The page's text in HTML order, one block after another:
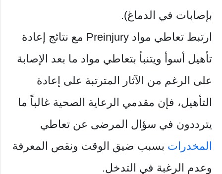
بإصابات في الدماغ).
ارتبط تعاطي مواد Preinjury مع نتائج إعادة
تأهيل أسوأ ويتنبأ بتعاطي مواد ما بعد الإصابة
على الرغم من الآثار المترتبة على إعادة
التأهيل، فإن مقدمي الرعاية الصحية غالباً ما
يترددون في سؤال المرضى عن تعاطي
المخدرات بسبب ضيق الوقت ونقص المعرفة
وعدم الرغبة في التدخل.